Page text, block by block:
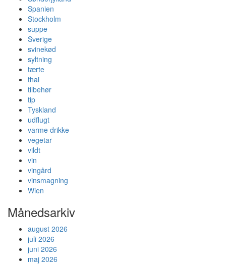
Spanien
Stockholm
suppe
Sverige
svinekød
syltning
tærte
thai
tilbehør
tip
Tyskland
udflugt
varme drikke
vegetar
vildt
vin
vingård
vinsmagning
Wien
Månedsarkiv
august 2026
juli 2026
juni 2026
maj 2026